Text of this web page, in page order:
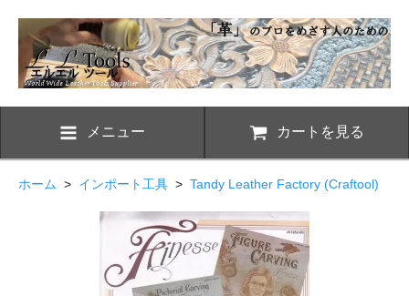
メニュー カートを見る
ホーム > インポート工具 > Tandy Leather Factory (Craftool)